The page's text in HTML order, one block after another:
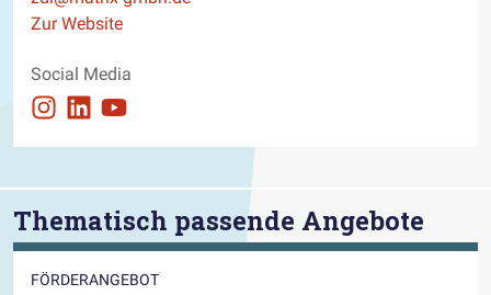
Website
Zur Website
Social Media
Auftritt auf Instagram ansehen
Auftritt auf Linkedin ansehen
Auftritt auf Youtube ansehen
Thematisch passende Angebote
FÖRDERANGEBOT